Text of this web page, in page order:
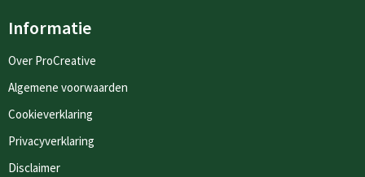
Informatie
Over ProCreative
Algemene voorwaarden
Cookieverklaring
Privacyverklaring
Disclaimer